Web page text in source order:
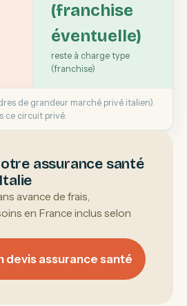
(franchise
éventuelle)
reste à charge type
(franchise)
de grandeur marché privé italien).
ce circuit privé.
assurance santé
avance de frais,
en France inclus selon
devis assurance santé